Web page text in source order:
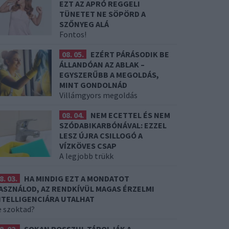
EZT AZ APRÓ REGGELI
TÜNETET NE SÖPÖRD A
SZŐNYEG ALÁ
Fontos!
08. 05.
EZÉRT PÁRÁSODIK BE
ÁLLANDÓAN AZ ABLAK –
EGYSZERŰBB A MEGOLDÁS,
MINT GONDOLNÁD
Villámgyors megoldás
08. 04.
NEM ECETTEL ÉS NEM
SZÓDABIKARBÓNÁVAL: EZZEL
LESZ ÚJRA CSILLOGÓ A
VÍZKÖVES CSAP
A legjobb trükk
03.
HA MINDIG EZT A MONDATOT
AZ RENDKÍVÜL MAGAS ÉRZELMI
UTALHAT
szoktad?